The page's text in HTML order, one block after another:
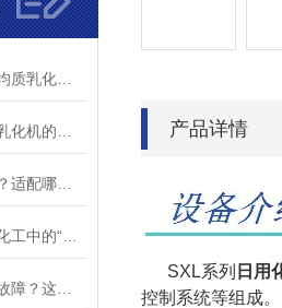
产品详情
SXL系列 日用
控制系统等组成